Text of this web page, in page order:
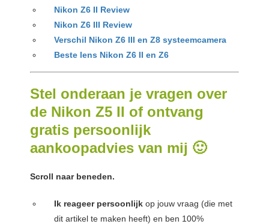
Nikon Z6 II Review
Nikon Z6 III Review
Verschil Nikon Z6 III en Z8 systeemcamera
Beste lens Nikon Z6 II en Z6
Stel onderaan je vragen over
de Nikon Z5 II of ontvang
gratis persoonlijk
aankoopadvies van mij 🙂
Scroll naar beneden.
Ik reageer persoonlijk op jouw vraag (die met
dit artikel te maken heeft) en ben 100%